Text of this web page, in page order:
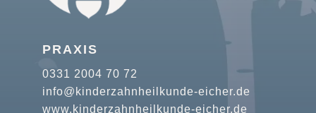
PRAXIS
0331 2004 70 72
info@kinderzahnheilkunde-eicher.de
www.kinderzahnheilkunde-eicher.de